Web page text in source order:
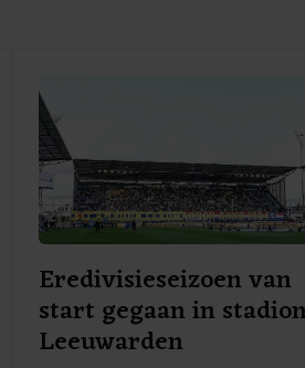
Eredivisieseizoen van
start gegaan in stadion
Leeuwarden